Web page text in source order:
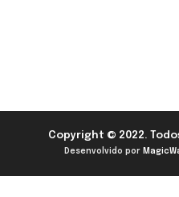
Copyright © 2022.
Desenvolvido por